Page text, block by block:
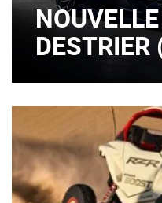
W16 EST
(+